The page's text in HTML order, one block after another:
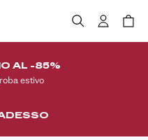
AL -85%
estivo